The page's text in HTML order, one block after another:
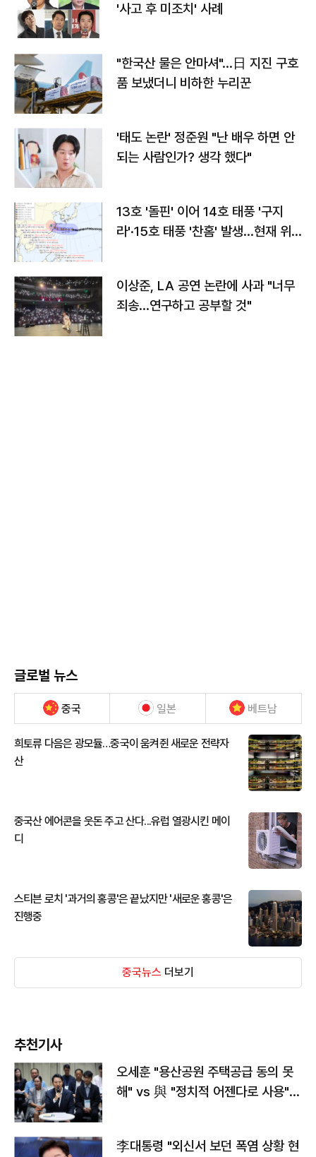
'사고 후 미조치' 사례
"한국산 물은 안마셔"…日 지진 구호
품 보냈더니 비하한 누리꾼
'태도 논란' 정준원 "난 배우 하면 안
되는 사람인가? 생각 했다"
13호 '돌핀' 이어 14호 태풍 '구지
라'·15호 태풍 '찬홈' 발생…현재 위
이상준, LA 공연 논란에 사과 "너무
죄송…연구하고 공부할 것"
글로벌 뉴스
중국 일본 베트남
희토류 다음은 광모듈…중국이 움켜쥔 새로운 전략자
산
중국산 에어콘을 웃돈 주고 산다...유럽 열광시킨 메이
디
스티븐 로치 '과거의 홍콩'은 끝났지만 '새로운 홍콩'은
진행중
중국뉴스 더보기
추천기사
오세훈 "용산공원 주택공급 동의 못
해" vs 與 "정치적 어젠다로 사용"
李대통령 "외신서 보던 폭염 상황 현